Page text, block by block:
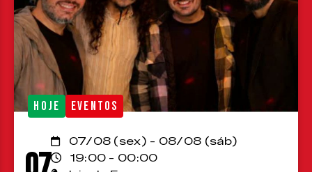
HOJE EVENTOS
07/08 (sex) - 08/08 (sáb)
19:00 - 00:00